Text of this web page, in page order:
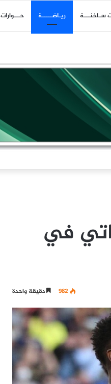
سـاخنـــة ريـاضـــــة حـــوارات
في
982 دقيقة واحدة